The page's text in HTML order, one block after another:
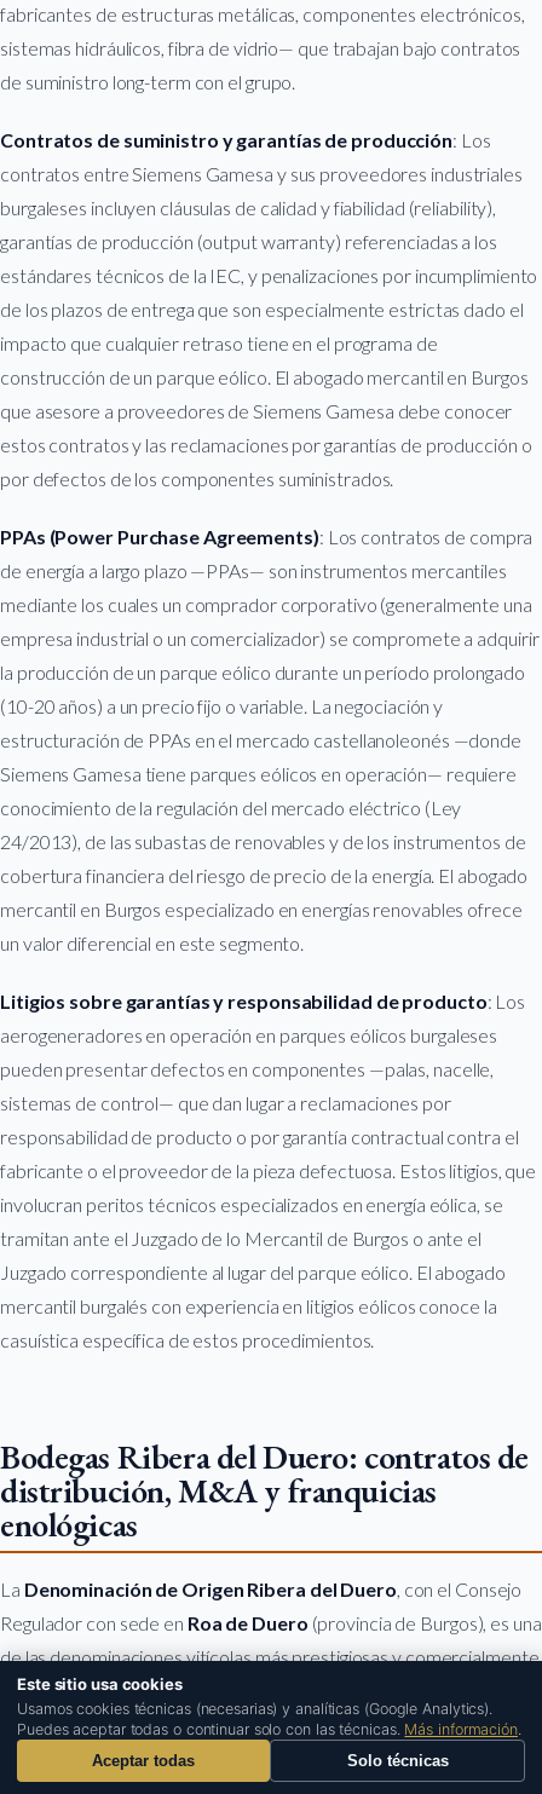
fabricantes de estructuras metálicas, componentes electrónicos,
sistemas hidráulicos, fibra de vidrio— que trabajan bajo contratos
de suministro long-term con el grupo.
Contratos de suministro y garantías de producción: Los
contratos entre Siemens Gamesa y sus proveedores industriales
burgaleses incluyen cláusulas de calidad y fiabilidad (reliability),
garantías de producción (output warranty) referenciadas a los
estándares técnicos de la IEC, y penalizaciones por incumplimiento
de los plazos de entrega que son especialmente estrictas dado el
impacto que cualquier retraso tiene en el programa de
construcción de un parque eólico. El abogado mercantil en Burgos
que asesore a proveedores de Siemens Gamesa debe conocer
estos contratos y las reclamaciones por garantías de producción o
por defectos de los componentes suministrados.
PPAs (Power Purchase Agreements): Los contratos de compra
de energía a largo plazo —PPAs— son instrumentos mercantiles
mediante los cuales un comprador corporativo (generalmente una
empresa industrial o un comercializador) se compromete a adquirir
la producción de un parque eólico durante un período prolongado
(10-20 años) a un precio fijo o variable. La negociación y
estructuración de PPAs en el mercado castellanoleonés —donde
Siemens Gamesa tiene parques eólicos en operación— requiere
conocimiento de la regulación del mercado eléctrico (Ley
24/2013), de las subastas de renovables y de los instrumentos de
cobertura financiera del riesgo de precio de la energía. El abogado
mercantil en Burgos especializado en energías renovables ofrece
un valor diferencial en este segmento.
Litigios sobre garantías y responsabilidad de producto: Los
aerogeneradores en operación en parques eólicos burgaleses
pueden presentar defectos en componentes —palas, nacelle,
sistemas de control— que dan lugar a reclamaciones por
responsabilidad de producto o por garantía contractual contra el
fabricante o el proveedor de la pieza defectuosa. Estos litigios, que
involucran peritos técnicos especializados en energía eólica, se
tramitan ante el Juzgado de lo Mercantil de Burgos o ante el
Juzgado correspondiente al lugar del parque eólico. El abogado
mercantil burgalés con experiencia en litigios eólicos conoce la
casuística específica de estos procedimientos.
Bodegas Ribera del Duero: contratos de
distribución, M&A y franquicias
enológicas
La Denominación de Origen Ribera del Duero , con el Consejo
Regulador con sede en Roa de Duero (provincia de Burgos), es una
de las denominaciones vitícolas más prestigiosas y comercialmente
dinámicas de España. La presencia de bodegas de referencia
internacional —Vega Sicilia, Protos, Portia, Arzuaga Navarro, Pago
de los Capellanes, Hermanos Sastre— y de grupos inversores
Este sitio usa cookies
Usamos cookies técnicas (necesarias) y analíticas (Google Analytics).
Puedes aceptar todas o continuar solo con las técnicas. Más información.
Aceptar todas
Solo técnicas